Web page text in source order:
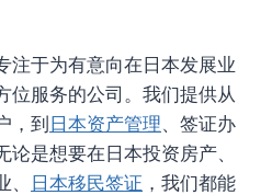
注于为有意向在日本发展业
位服务的公司。我们提供从
，到日本资产管理、签证办
是想要在日本投资房产、
日本移民签证 ，我们都能